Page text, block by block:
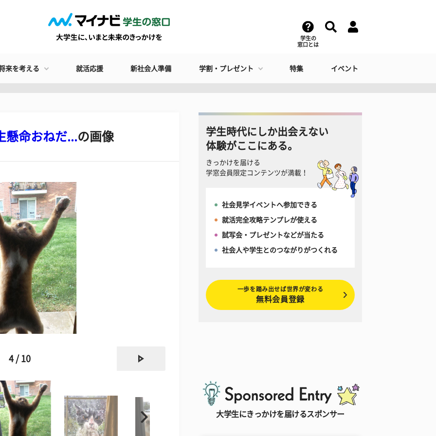
学生の
窓口とは
来を考える 就活応援 新社会人準備 学割・プレゼント 特集 イベント
懸命おねだ...の画像
4 / 10
学生時代にしか出会えない
体験がここにある。
きっかけを届ける
学窓会員限定コンテンツが満載！
社会見学イベントへ参加できる
就活完全攻略テンプレが使える
試写会・プレゼントなどが当たる
社会人や学生とのつながりがつくれる
一歩を踏み出せば世界が変わる
無料会員登録
大学生にきっかけを届けるスポンサー